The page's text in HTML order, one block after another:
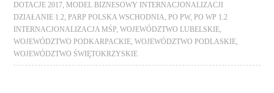
DOTACJE 2017
MODEL BIZNESOWY INTERNACJONALIZACJI
DZIAŁANIE 1.2
PARP POLSKA WSCHODNIA PO PW, PO WP 1.2
INTERNACJONALIZACJA MŚP WOJEWÓDZTWO LUBELSKIE
WOJEWÓDZTWO PODKARPACKIE WOJEWÓDZTWO PODLASKIE
WOJEWÓDZTWO ŚWIĘTOKRZYSKIE